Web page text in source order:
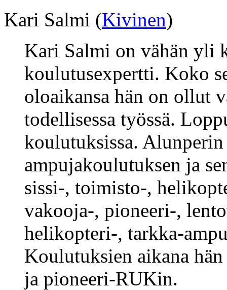
Kari Salmi (Kivinen)
Kari Salmi on vähän yli
koulutusexpertti. Koko
oloaikansa hän on ollut
todellisessa työssä.
koulutuksissa.
ampujakoulutuksen ja
sissi-, toimisto-,
vakooja-, pioneeri-,
helikopteri-, tarkka-
Koulutuksien aikana
ja pioneeri-RUKin.